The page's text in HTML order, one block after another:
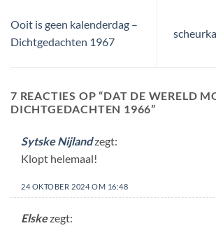
Ooit is geen kalenderdag –
Dichtgedachten 1967
7 REACTIES OP “DAT DE WERELD
DICHTGEDACHTEN 1966”
Sytske Nijlandzegt:
Klopt helemaal!
24 OKTOBER 2024 OM 16:48
Elskezegt: